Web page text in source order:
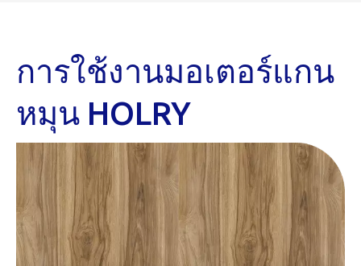
การใช้งานมอเตอร์แกน
หมุน HOLRY